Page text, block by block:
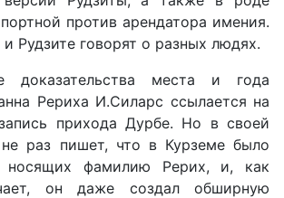
против арендатора имения.
Рудзите говорят о разных людях.
доказательства места и года
Рериха И.Силарс ссылается на
прихода Дурбе. Но в своей
раз пишет, что в Курземе было
носящих фамилию Рерих, и, как
он даже создал обширную